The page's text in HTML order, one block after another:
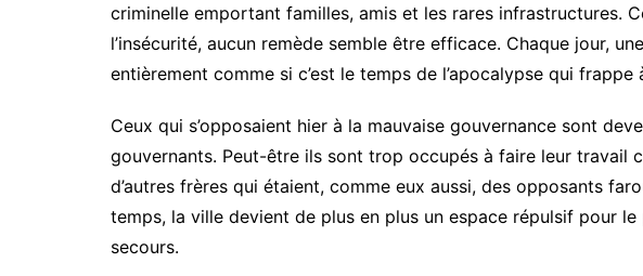
criminelle emportant familles, amis et les rares infrastructures.
l’insécurité, aucun remède semble être efficace. Chaque jour,
entièrement comme si c’est le temps de l’apocalypse qui frappe
Ceux qui s’opposaient hier à la mauvaise gouvernance sont
gouvernants. Peut-être ils sont trop occupés à faire leur travail
d’autres frères qui étaient, comme eux aussi, des opposants
temps, la ville devient de plus en plus un espace répulsif pour
secours.